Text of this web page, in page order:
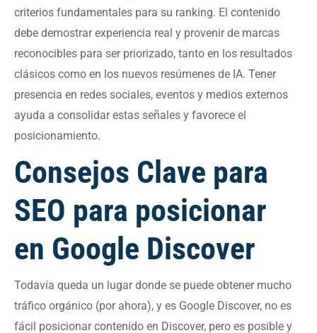
criterios fundamentales para su ranking. El contenido
debe demostrar experiencia real y provenir de marcas
reconocibles para ser priorizado, tanto en los resultados
clásicos como en los nuevos resúmenes de IA. Tener
presencia en redes sociales, eventos y medios externos
ayuda a consolidar estas señales y favorece el
posicionamiento.
Consejos Clave para
SEO para posicionar
en Google Discover
Todavía queda un lugar donde se puede obtener mucho
tráfico orgánico (por ahora), y es Google Discover, no es
fácil posicionar contenido en Discover, pero es posible y